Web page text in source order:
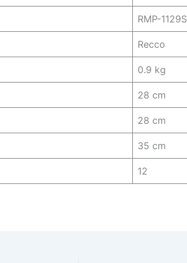
RMP-1129S
Recco
0.9 kg
28 cm
28 cm
35 cm
12